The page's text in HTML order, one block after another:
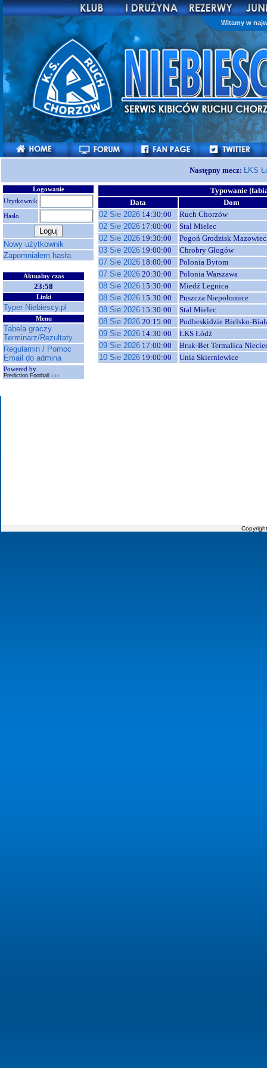
Witamy w
Następny mecz: ŁKS
Logowanie
Użytkownik
Hasło
Nowy użytkownik
Zapomniałem hasła
Aktualny czas
23:58
Linki
Typer Niebiescy.pl
Menu
Tabela graczy
Terminarz/Rezultaty
Regulamin / Pomoc
Email do admina
Powered by
Prediction Football 1.11
Typowanie
Data
Dom
02 Sie 2026 14:30:00
Ruch Chorzów
02 Sie 2026 17:00:00
Stal Mielec
02 Sie 2026 19:30:00
Pogoń Grodzisk
03 Sie 2026 19:00:00
Chrobry Głogów
07 Sie 2026 18:00:00
Polonia Bytom
07 Sie 2026 20:30:00
Polonia Warszawa
08 Sie 2026 15:30:00
Miedź Legnica
08 Sie 2026 15:30:00
Puszcza Niepołomice
08 Sie 2026 15:30:00
Stal Mielec
08 Sie 2026 20:15:00
Podbeskidzie Bielsko-
09 Sie 2026 14:30:00
ŁKS Łódź
09 Sie 2026 17:00:00
Bruk-Bet Termalica
10 Sie 2026 19:00:00 Unia Skierniewice